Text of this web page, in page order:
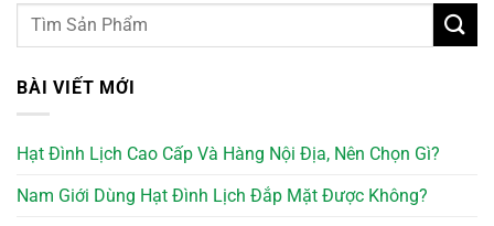
BÀI VIẾT MỚI
Hạt Đình Lịch Cao Cấp Và Hàng Nội Địa, Nên Chọn Gì?
Nam Giới Dùng Hạt Đình Lịch Đắp Mặt Được Không?